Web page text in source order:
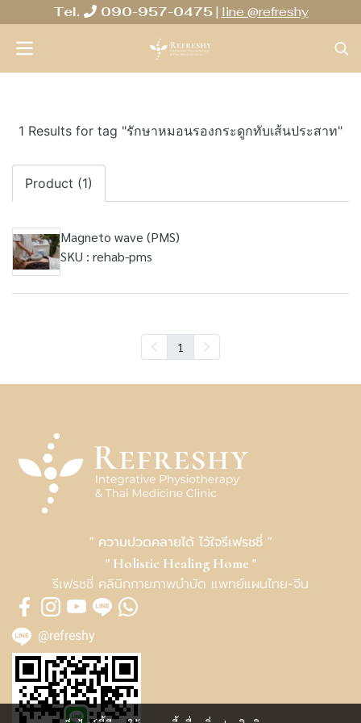
Tel. 090-957-0475| line @refreshy
1 Results for tag "รักษาหมอนรองกระดูกทับเส้นประสาท"
Product (1)
Magneto wave (PMS)
SKU : rehab-pms
1
" ความปวดคลายได้ ไว้ใจรีเฟรชชี่ "
" Holistic Healing Home "
รีเฟรชชี่ คลินิกกายภาพบำบัด แพทย์แผนไทย-จีน
@refreshy